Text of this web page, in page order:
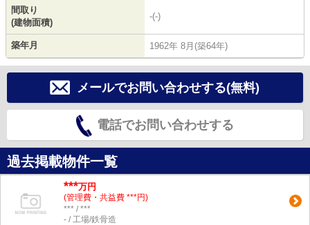
間取り
(建物面積)
-(-)
築年月 1962年 8月(築64年)
メールでお問い合わせする(無料)
電話でお問い合わせする
過去掲載物件一覧
***万円
(管理費・共益費 ***円)
*** / ***
- / 工場/鉄骨造